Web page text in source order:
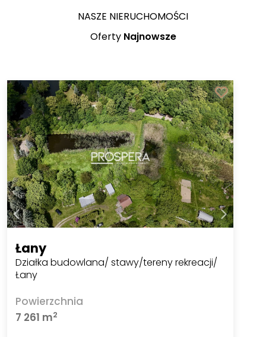
NASZE NIERUCHOMOŚCI
Oferty Najnowsze
Łany
Działka budowlana/ stawy/tereny rekreacji/
Łany
Powierzchnia
7 261 m2